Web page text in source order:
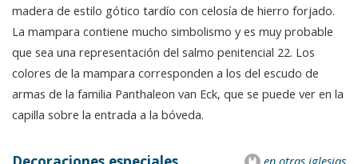
madera de estilo gótico tardío con celosía de hierro forjado.
La mampara contiene mucho simbolismo y es muy probable
que sea una representación del salmo penitencial 22. Los
colores de la mampara corresponden a los del escudo de
armas de la familia Panthaleon van Eck, que se puede ver en la
capilla sobre la entrada a la bóveda.